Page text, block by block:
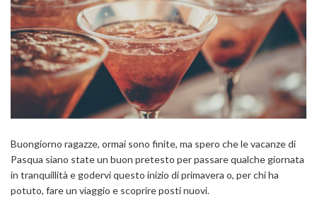
Buongiorno ragazze, ormai sono finite, ma spero che le vacanze di
Pasqua siano state un buon pretesto per passare qualche giornata
in tranquillità e godervi questo inizio di primavera o, per chi ha
potuto, fare un viaggio e scoprire posti nuovi.